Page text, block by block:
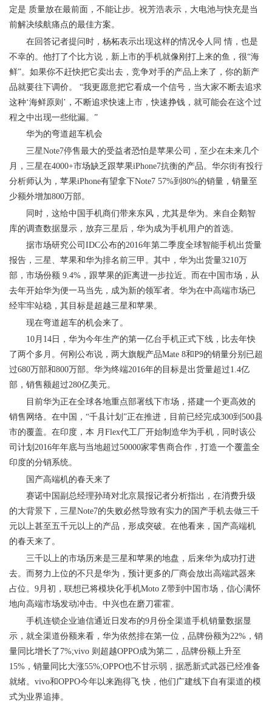
定是 质量放在最前面，不能让步。祝芳浩表示，大电池与快充是当
前解决续航痛点的最佳方案。
在回答记者提问时，杨柘表示出现这样的情况令人同 情，也是
不幸的。他打了个比方说，新上市的手机就像刚打上来的鱼，很“海
鲜”。如果你不赶快把它卖出去，竞争对手的产品上来了，你的新产
品就要往下调价。 “我更愿意把它看成一个信号，当大家不断去追求
这种‘海鲜原则’，不断追求快速上市，快速挣钱，就可能会在这个过
程之中出现一些纰漏。”
华为的弯道超车机会
三星Note7停售最大的受益者恐怕是苹果公司，至少在未来几个
月，三星在4000+市场缺乏跟苹果iPhone7抗衡的产品。华尔街有投行
分析师认为，苹果iPhone有望拿下Note7 57%到80%的销量，销量至
少额外增加800万部。
同时，这给中国手机商们带来东风，尤其是华为。来自企鹅智
库的调查数据显示，放弃三星后，华为成为手机用户的首选。
据市场研究公司IDC公布的2016年第二季度全球智能手机出货量
报告，三星、苹果和华为排名前三甲。其中，华为出货量3210万
部，市场份额 9.4%，跟苹果的距离进一步拉近。而在中国市场，从
去年开始华为便一马当先，成为新的领军者。华为在中高端市场已
经牢牢站稳，其目标是超越三星和苹果。
现在弯道超车的机会来了。
10月14日，华为今年生产的第一亿台手机正式下线，比去年快
了两个多月。何刚公布说，两大旗舰产品Mate 8和P9的销量分别已超
过680万部和800万部。华为终端2016年的目标是出货量超过1.4亿
部，销售额超过280亿美元。
目前华为正在全球各地重点部署线下市场，搭建一个更高效的
销售网络。在中国，“千县计划”正在推进，目前已经完成300到500县
市的覆盖。在印度，本 月Flex代工厂开始制造华为手机，同时该公
司计划2016年年底与当地超过50000家零售商合作，打造一个覆盖全
印度的分销系统。
国产高端机的春天来了
赛诺中国副总经理孙琦对北京晨报记者分析指出，在消费升级
的大背景下，三星Note7的失败必然导致有实力的国产手机去做三千
元以上甚至五千元以上的产品，形成突破。在他看来，国产高端机
的春天来了。
三千以上的市场历来是三星和苹果的地盘，后来华为成功打进
去。而努力上位的不只是华为，预计更多的厂商会放出高端武器来
占位。9月初，联想已将模块化手机Moto Z带到中国市场，信心满怀
地向高端市场发动冲击。中兴也在磨刀霍霍。
手机连锁企业迪信通近日发布的9月份全渠道手机销量数据显
示，就全渠道份额来看，华为依然排在第一位，品牌份额为22%，销
量同比增长了7%;vivo 则超越OPPO成为第二，品牌份额上升至
15%，销量同比大涨55%;OPPO也不甘示弱，据悉新式武器已经准备
就绪。vivo和OPPO今年以来跑得飞 快，他们广建线下自有渠道的模
式为业界追捧。